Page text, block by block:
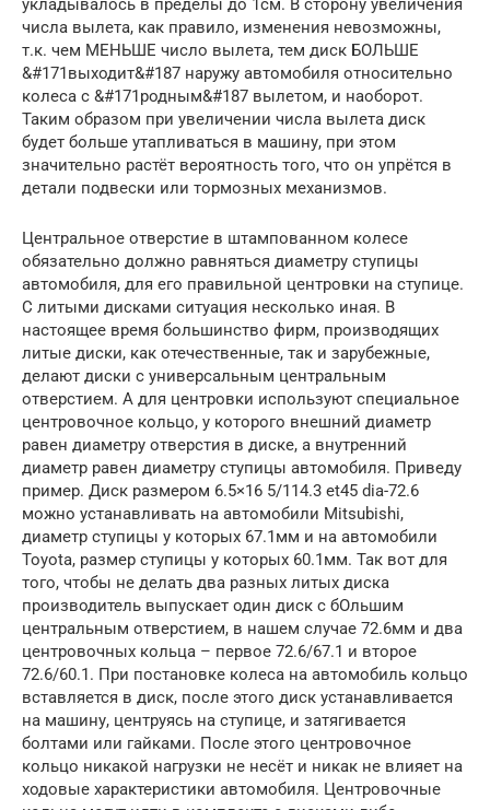
укладывалось в пределы до 1см. В сторону увеличения
числа вылета, как правило, изменения невозможны,
т.к. чем МЕНЬШЕ число вылета, тем диск БОЛЬШЕ
&#171выходит&#187 наружу автомобиля относительно
колеса с &#171родным&#187 вылетом, и наоборот.
Таким образом при увеличении числа вылета диск
будет больше утапливаться в машину, при этом
значительно растёт вероятность того, что он упрётся в
детали подвески или тормозных механизмов.
Центральное отверстие в штампованном колесе
обязательно должно равняться диаметру ступицы
автомобиля, для его правильной центровки на ступице.
С литыми дисками ситуация несколько иная. В
настоящее время большинство фирм, производящих
литые диски, как отечественные, так и зарубежные,
делают диски с универсальным центральным
отверстием. А для центровки используют специальное
центровочное кольцо, у которого внешний диаметр
равен диаметру отверстия в диске, а внутренний
диаметр равен диаметру ступицы автомобиля. Приведу
пример. Диск размером 6.5×16 5/114.3 et45 dia-72.6
можно устанавливать на автомобили Mitsubishi,
диаметр ступицы у которых 67.1мм и на автомобили
Toyota, размер ступицы у которых 60.1мм. Так вот для
того, чтобы не делать два разных литых диска
производитель выпускает один диск с бОльшим
центральным отверстием, в нашем случае 72.6мм и два
центровочных кольца – первое 72.6/67.1 и второе
72.6/60.1. При постановке колеса на автомобиль кольцо
вставляется в диск, после этого диск устанавливается
на машину, центруясь на ступице, и затягивается
болтами или гайками. После этого центровочное
кольцо никакой нагрузки не несёт и никак не влияет на
ходовые характеристики автомобиля. Центровочные